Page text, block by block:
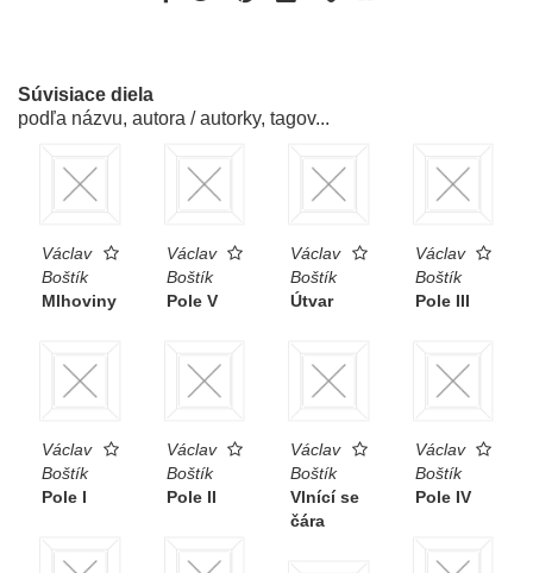
Súvisiace diela
podľa názvu, autora / autorky, tagov...
Václav
Boštík
Mlhoviny
Václav
Boštík
Pole V
Václav
Boštík
Útvar
Václav
Boštík
Pole III
Václav
Boštík
Pole I
Václav
Boštík
Pole II
Václav
Boštík
Vlnící se
čára
Václav
Boštík
Pole IV